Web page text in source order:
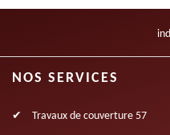
NOS SERVICES
Travaux de couverture 57